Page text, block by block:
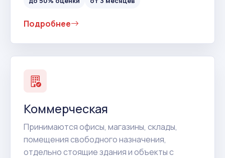
Подробнее
Коммерческая
Принимаются офисы, магазины, склады,
помещения свободного назначения,
отдельно стоящие здания и объекты с